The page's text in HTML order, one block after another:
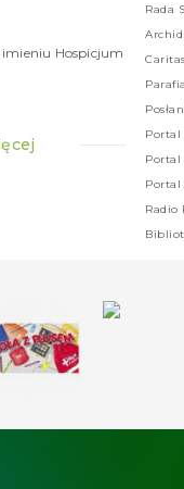
imieniu Hospicjum
Rada
Portal
Portal
Radio